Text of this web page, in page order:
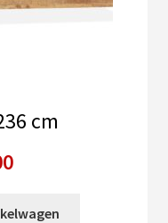
cm